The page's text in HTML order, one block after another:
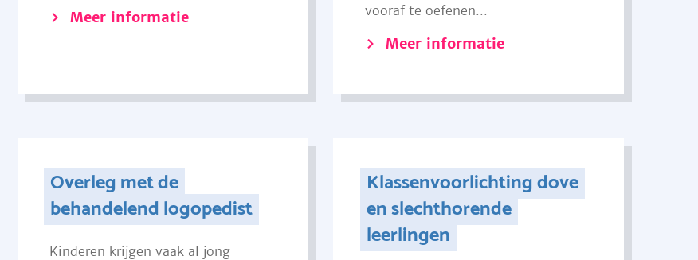
Meer informatie
vooraf te oefenen...
Meer informatie
Overleg met de
behandelend logopedist
Kinderen krijgen vaak al jong
Klassenvoorlichting dove
en slechthorende
leerlingen